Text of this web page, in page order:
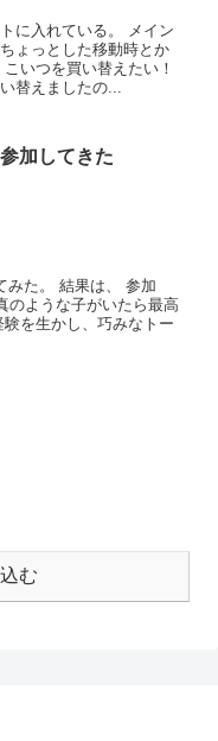
に入れている。 メイン
ょっとした移動時とか
いつを買い替えたい！
替えましたの...
加してきた
みた。 結果は、 参加
のような子がいたら最高
を生かし、巧みなトー
む